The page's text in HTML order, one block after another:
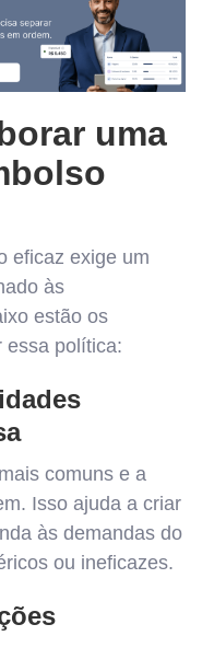
uma
eficaz exige um
às
estão os
essa política:
comuns e a
Isso ajuda a criar
às demandas do
ou ineficazes.